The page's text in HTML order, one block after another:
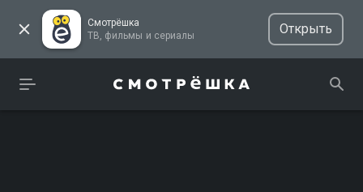
Смотрёшка
ТВ, фильмы и сериалы
Открыть